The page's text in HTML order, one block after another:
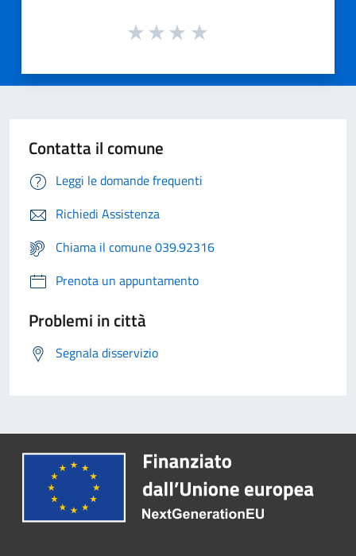
Contatta il comune
Leggi le domande frequenti
Richiedi Assistenza
Chiama il comune 039.92316
Prenota un appuntamento
Problemi in città
Segnala disservizio